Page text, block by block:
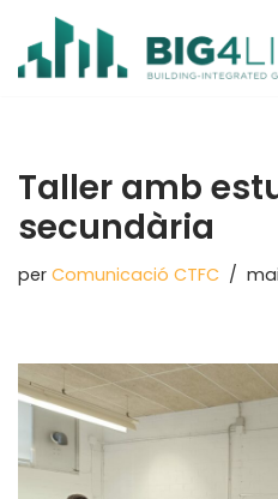
Vés
Taller amb
secundària
per Comunicació CTFC